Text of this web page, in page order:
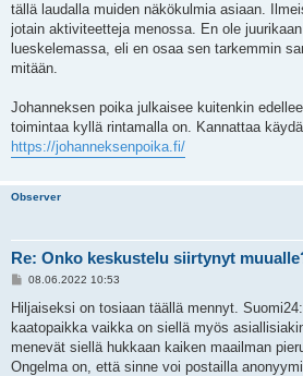
tällä laudalla muiden näkökulmia asiaan.
jotain aktiviteetteja menossa. En ole
lueskelemassa, eli en osaa sen tarkemmin
mitään.
Johanneksen poika julkaisee kuitenkin
toimintaa kyllä rintamalla on. Kannattaa
https://johanneksenpoika.fi/
Observer
Re: Onko keskustelu siirtynyt
V
e
s
t
i
08.06.2022 10:53
Hiljaiseksi on tosiaan täällä mennyt.
kaatopaikka vaikka on siellä myös
menevät siellä hukkaan kaiken maailman
Ongelma on, että sinne voi postailla